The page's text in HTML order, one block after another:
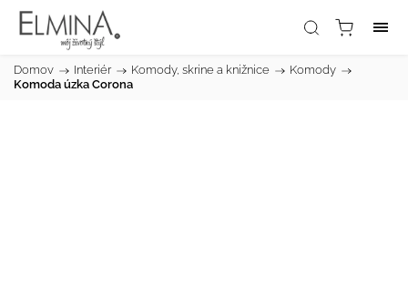
Domov / Interiér / Komody, skrine a knižnice / Komody /
Komoda úzka Corona